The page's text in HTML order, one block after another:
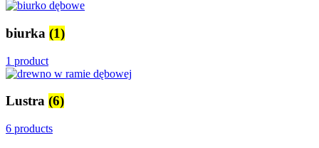
biurka (1)
1 product
Lustra (6)
6 products